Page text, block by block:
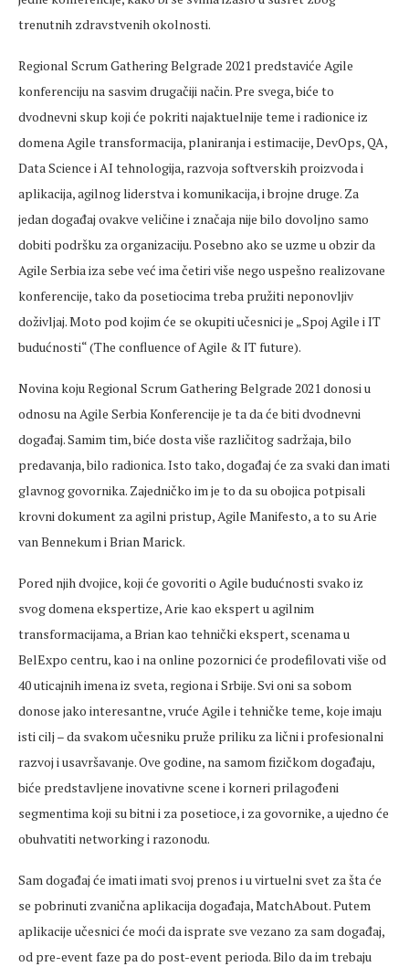
trenutnih zdravstvenih okolnosti.
Regional Scrum Gathering Belgrade 2021 predstaviće Agile
konferenciju na sasvim drugačiji način. Pre svega, biće to
dvodnevni skup koji će pokriti najaktuelnije teme i radionice iz
domena Agile transformacija, planiranja i estimacije, DevOps, QA,
Data Science i AI tehnologija, razvoja softverskih proizvoda i
aplikacija, agilnog liderstva i komunikacija, i brojne druge. Za
jedan događaj ovakve veličine i značaja nije bilo dovoljno samo
dobiti podršku za organizaciju. Posebno ako se uzme u obzir da
Agile Serbia iza sebe već ima četiri više nego uspešno realizovane
konferencije, tako da posetiocima treba pružiti neponovljiv
doživljaj. Moto pod kojim će se okupiti učesnici je „Spoj Agile i IT
budućnosti“ (The confluence of Agile & IT future).
Novina koju Regional Scrum Gathering Belgrade 2021 donosi u
odnosu na Agile Serbia Konferencije je ta da će biti dvodnevni
događaj. Samim tim, biće dosta više različitog sadržaja, bilo
predavanja, bilo radionica. Isto tako, događaj će za svaki dan imati
glavnog govornika. Zajedničko im je to da su obojica potpisali
krovni dokument za agilni pristup, Agile Manifesto, a to su Arie
van Bennekum i Brian Marick.
Pored njih dvojice, koji će govoriti o Agile budućnosti svako iz
svog domena ekspertize, Arie kao ekspert u agilnim
transformacijama, a Brian kao tehnički ekspert, scenama u
BelExpo centru, kao i na online pozornici će prodefilovati više od
40 uticajnih imena iz sveta, regiona i Srbije. Svi oni sa sobom
donose jako interesantne, vruće Agile i tehničke teme, koje imaju
isti cilj – da svakom učesniku pruže priliku za lični i profesionalni
razvoj i usavršavanje. Ove godine, na samom fizičkom događaju,
biće predstavljene inovativne scene i korneri prilagođeni
segmentima koji su bitni i za posetioce, i za govornike, a ujedno će
obuhvatiti networking i razonodu.
Sam događaj će imati imati svoj prenos i u virtuelni svet za šta će
se pobrinuti zvanična aplikacija događaja, MatchAbout. Putem
aplikacije učesnici će moći da isprate sve vezano za sam događaj,
od pre-event faze pa do post-event perioda. Bilo da im trebaju